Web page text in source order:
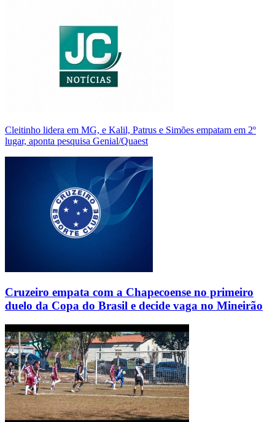
Cleitinho lidera em MG, e Kalil, Patrus e Simões empatam em 2º
lugar, aponta pesquisa Genial/Quaest
Cruzeiro empata com a Chapecoense no primeiro
duelo da Copa do Brasil e decide vaga no Mineirão